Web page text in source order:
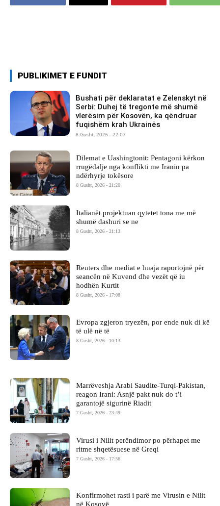
PUBLIKIMET E FUNDIT
Bushati për deklaratat e Zelenskyt në
Serbi: Duhej të tregonte më shumë
vlerësim për Kosovën, ka qëndruar
fuqishëm krah Ukrainës
8 Gusht, 2026 - 22:07
Dilemat e Uashingtonit: Pentagoni kërkon
rrugëdalje nga konflikti me Iranin pa
ndërhyrje tokësore
8 Gusht, 2026 - 21:20
Italianët projektuan qytetet tona me më
shumë dashuri se ne
8 Gusht, 2026 - 21:13
Reuters dhe mediat e huaja raportojnë për
seancën në Kuvend dhe vezët që iu
hodhën Kurtit
8 Gusht, 2026 - 17:08
Evropa zgjeron tryezën, por ende nuk di kë
të ulë në të
8 Gusht, 2026 - 10:13
Marrëveshja Arabi Saudite-Turqi-Pakistan,
reagon Irani: Asnjë pakt nuk do t’i
garantojë sigurinë Riadit
7 Gusht, 2026 - 23:49
Virusi i Nilit perëndimor po përhapet me
ritme shqetësuese në Greqi
7 Gusht, 2026 - 17:56
Konfirmohet rasti i parë me Virusin e Nilit
në Kosovë